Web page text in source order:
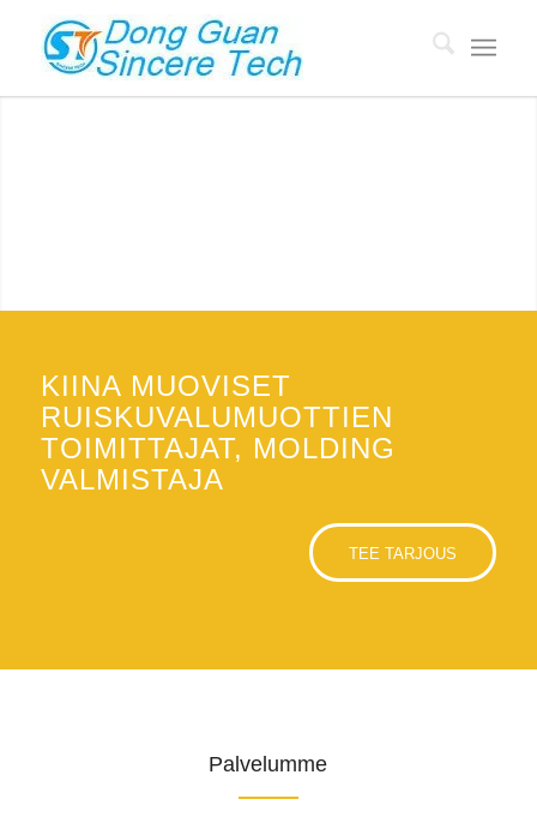
KIINA MUOVISET
RUISKUVALUMUOTTIEN
TOIMITTAJAT, MOLDING
VALMISTAJA
TEE TARJOUS
Palvelumme